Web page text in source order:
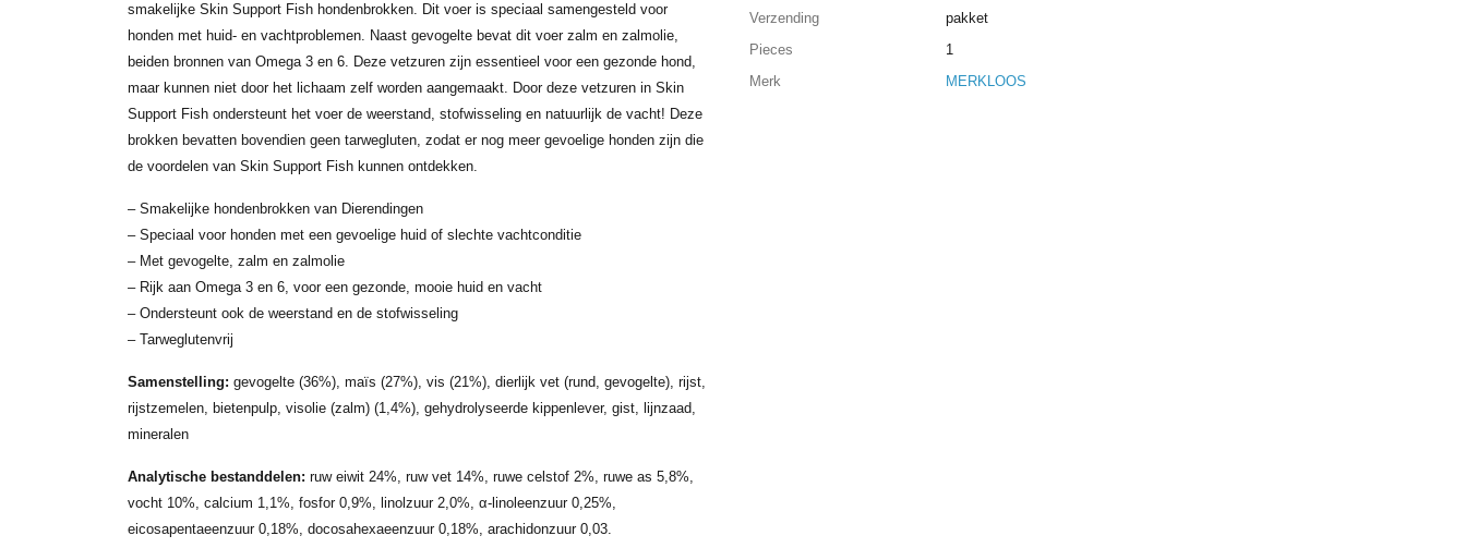
smakelijke Skin Support Fish hondenbrokken. Dit voer is speciaal samengesteld voor
honden met huid- en vachtproblemen. Naast gevogelte bevat dit voer zalm en zalmolie,
beiden bronnen van Omega 3 en 6. Deze vetzuren zijn essentieel voor een gezonde hond,
maar kunnen niet door het lichaam zelf worden aangemaakt. Door deze vetzuren in Skin
Support Fish ondersteunt het voer de weerstand, stofwisseling en natuurlijk de vacht! Deze
brokken bevatten bovendien geen tarwegluten, zodat er nog meer gevoelige honden zijn die
de voordelen van Skin Support Fish kunnen ontdekken.
– Smakelijke hondenbrokken van Dierendingen
– Speciaal voor honden met een gevoelige huid of slechte vachtconditie
– Met gevogelte, zalm en zalmolie
– Rijk aan Omega 3 en 6, voor een gezonde, mooie huid en vacht
– Ondersteunt ook de weerstand en de stofwisseling
– Tarweglutenvrij
Samenstelling: gevogelte (36%), maïs (27%), vis (21%), dierlijk vet (rund, gevogelte), rijst,
rijstzemelen, bietenpulp, visolie (zalm) (1,4%), gehydrolyseerde kippenlever, gist, lijnzaad,
mineralen
Analytische bestanddelen: ruw eiwit 24%, ruw vet 14%, ruwe celstof 2%, ruwe as 5,8%,
vocht 10%, calcium 1,1%, fosfor 0,9%, linolzuur 2,0%, α-linoleenzuur 0,25%,
eicosapentaeenzuur 0,18%, docosahexaeenzuur 0,18%, arachidonzuur 0,03.
Verzending
pakket
Pieces
1
Merk
MERKLOOS